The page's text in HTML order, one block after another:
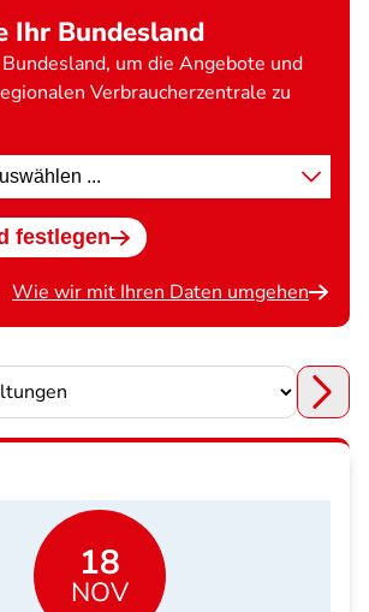
Ihr Bundesland
um die Angebote und
Verbraucherzentrale zu
festlegen
Wie wir mit Ihren Daten umgehen
18
NOV